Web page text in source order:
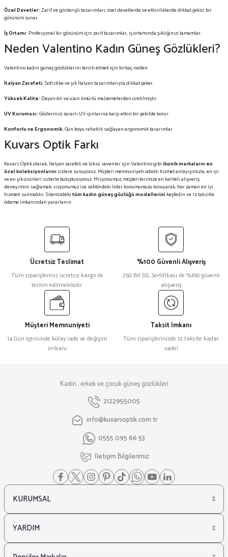
Özel Davetler:Zarif ve gösterişli tasarımları, özel davetlerde ve etkinliklerde dikkat çekici bir
görünüm sunar.
İş Ortamı: Profesyonel bir görünüm için zarif tasarımlar, iş ortamında şıklığınızı tamamlar.
Neden Valentino Kadın Güneş Gözlükleri?
Valentino kadın güneş gözlüklerini tercih etmek için birkaç neden:
İtalyan Zarafeti:Sofistike ve şık İtalyan tasarımlarıyla dikkat çeker.
Yüksek Kalite: Dayanıklı ve uzun ömürlü malzemelerden üretilmiştir.
UV Koruması:Gözlerinizi zararlı UV ışınlarına karşı etkin bir şekilde korur.
Konforlu ve Ergonomik:Gün boyu rahatlık sağlayan ergonomik tasarımlar.
Kuvars Optik Farkı
Kuvars Optik olarak, İtalyan zarafeti ve lüksü sevenler için Valentino gibiikonik markaların en
özel koleksiyonlarını sizlere sunuyoruz. Müşteri memnuniyeti odaklı hizmet anlayışımızla, en iyi
ve en şık ürünleri sizlerle buluşturuyoruz. Misyonumuz, müşterilerimize en kaliteli alışveriş
deneyimini sağlamak; vizyonumuz ise sektördeki lider konumumuzu koruyarak, her zaman en iyi
hizmeti sunmaktır. Sitemizdekitüm kadın güneş gözlüğü modellerini keşfedin ve 12 taksitle
ödeme imkanından yararlanın.
Ücretsiz Teslimat
Tüm siparişleriniz ücretsiz kargo ile
teslim edilmektedir.
%100 Güvenli Alışveriş
250 Bit SSL Sertifikası ile %100 güvenli
alışveriş
Müşteri Memnuniyeti
14 Gün içerisinde kolay iade ve değişim
imkanı
Taksit İmkanı
Tüm siparişlerinizde 12 taksite kadar
vade!
Kadın , erkek ve çocuk güneş gözlükleri
2122955005
info@kuvarsoptik.com.tr
0555 095 66 53
İletişim Bilgilerimiz
KURUMSAL
YARDIM